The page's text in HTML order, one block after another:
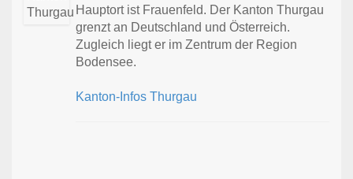
Hauptort ist Frauenfeld. Der Kanton Thurgau
grenzt an Deutschland und Österreich.
Zugleich liegt er im Zentrum der Region
Bodensee.
Kanton-Infos Thurgau